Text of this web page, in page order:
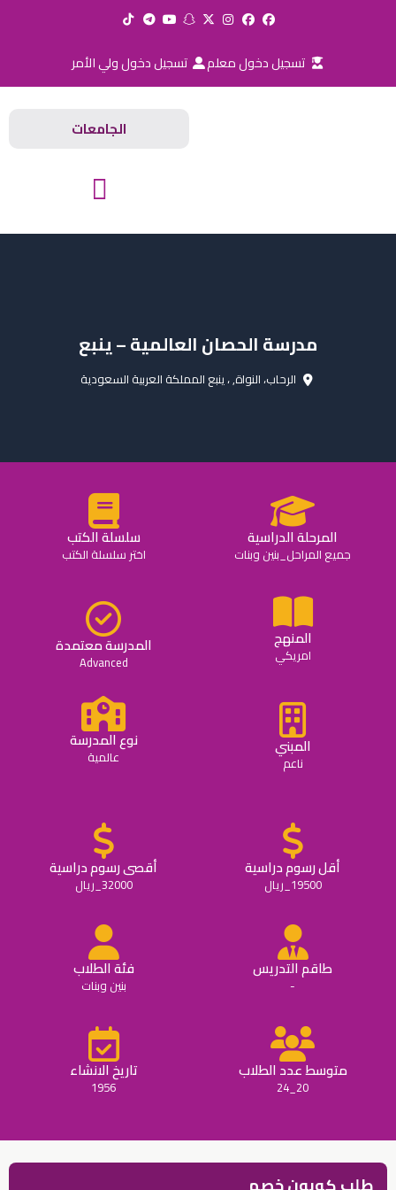
تسجيل دخول معلم تسجيل دخول ولي الأمر
الجامعات
مدرسة الحصان العالمية – ينبع
الرحاب، النواة, ، ينبع المملكة العربية السعودية
المرحلة الدراسية
جميع المراحل_بنين وبنات
سلسلة الكتب
اختر سلسلة الكتب
المنهج
امريكي المدرسة معتمدة
Advanced
المبني
ناعم
نوع المدرسة
عالمية
أقل رسوم دراسية
19500_ريال
أقصى رسوم دراسية
32000_ريال
طاقم التدريس
-
فئة الطلاب
بنين وبنات
متوسط عدد الطلاب
20_24
تاريخ الانشاء
1956